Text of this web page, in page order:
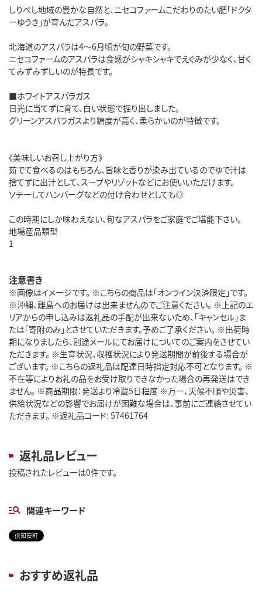
しりべし地域の豊かな自然と、ニセコファームこだわりのたい肥「ドクタ
ーゆうき」が育んだアスパラ。
北海道のアスパラは4～6月頃が旬の野菜です。
ニセコファームのアスパラは食感がシャキシャキでえぐみが少なく、甘く
てみずみずしいのが特長です。
■ホワイトアスパラガス
日光に当てずに育て、白い状態で掘り出しました。
グリーンアスパラガスより糖度が高く、柔らかいのが特徴です。
《美味しいお召し上がり方》
茹でて食べるのはもちろん、旨味と香りが染み出ているのでゆで汁は
捨てずに出汁として、スープやリゾットなどにお使いいただけます。
ソテーしてハンバーグなどの付け合わせとしても◎
この時期にしか味わえない、旬なアスパラをご家庭でご堪能下さい。
地場産品類型
1
注意書き
※画像はイメージです。 ※こちらの商品は「オンライン決済限定」です。
※沖縄、離島へのお届けは出来ませんのでご注意ください。 ※上記のエ
リアからの申し込みは返礼品の手配が出来ないため、「キャンセル」ま
たは「寄附のみ」とさせていただきます。予めご了承ください。 ※出荷時
期になりましたら、別途メールにてお届けについてのご案内をさせてい
ただきます。 ※生育状況、収穫状況により発送期間が前後する場合が
ございます。 ※こちらの返礼品は配達日時指定対応不可となります。 ※
不在等によりお礼の品をお受け取りできなかった場合の再発送はでき
ません。 ※商品期限：発送より冷蔵5日程度 ※万一、天候不順や災害、
供給状況などの影響でお届けが困難な場合は、事前にご連絡させてい
ただきます。 ※返礼品コード: 57461764
返礼品レビュー
投稿されたレビューは0件です。
関連キーワード
倶知安町
おすすめ返礼品